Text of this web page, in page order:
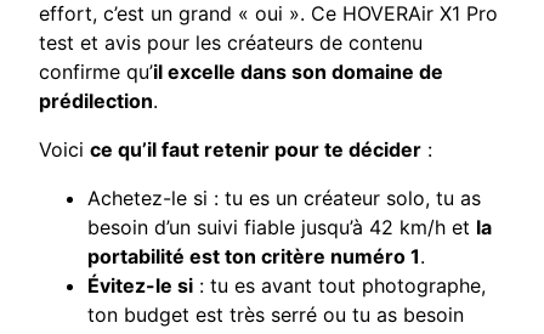
effort, c’est un grand « oui ». Ce HOVERAir X1 Pro
test et avis pour les créateurs de contenu
confirme qu’il excelle dans son domaine de
prédilection.
Voici ce qu’il faut retenir pour te décider :
Achetez-le si : tu es un créateur solo, tu as
besoin d’un suivi fiable jusqu’à 42 km/h et la
portabilité est ton critère numéro 1.
Évitez-le si : tu es avant tout photographe,
ton budget est très serré ou tu as besoin